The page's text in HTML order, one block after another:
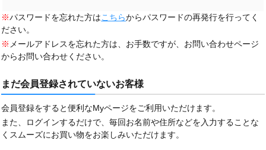
※パスワードを忘れた方はこちらからパスワードの再発行を行ってく
ださい。
※ メールアドレスを忘れた方は、お手数ですが、お問い合わせページ
からお問い合わせください。
まだ会員登録されていないお客様
会員登録をすると便利なMyページをご利用いただけます。
また、ログインするだけで、毎回お名前や住所などを入力することな
くスムーズにお買い物をお楽しみいただけます。